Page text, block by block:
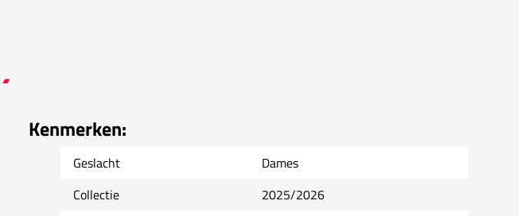
Kenmerken:
Geslacht
Dames
Collectie
2025/2026